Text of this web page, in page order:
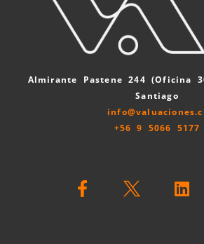
Almirante Pastene 244 (Oficina
Santiago
+56 9 5066 5177
a i